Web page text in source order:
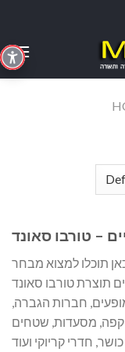
content
– טורבו סאונד
תוכלו למצוא מבחר
חברות הגברה,
קפה, מסעדות, שטחים